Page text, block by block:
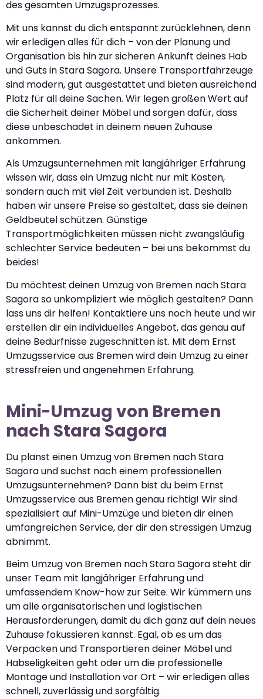
des gesamten Umzugsprozesses.
Mit uns kannst du dich entspannt zurücklehnen, denn
wir erledigen alles für dich – von der Planung und
Organisation bis hin zur sicheren Ankunft deines Hab
und Guts in Stara Sagora. Unsere Transportfahrzeuge
sind modern, gut ausgestattet und bieten ausreichend
Platz für all deine Sachen. Wir legen großen Wert auf
die Sicherheit deiner Möbel und sorgen dafür, dass
diese unbeschadet in deinem neuen Zuhause
ankommen.
Als Umzugsunternehmen mit langjähriger Erfahrung
wissen wir, dass ein Umzug nicht nur mit Kosten,
sondern auch mit viel Zeit verbunden ist. Deshalb
haben wir unsere Preise so gestaltet, dass sie deinen
Geldbeutel schützen. Günstige
Transportmöglichkeiten müssen nicht zwangsläufig
schlechter Service bedeuten – bei uns bekommst du
beides!
Du möchtest deinen Umzug von Bremen nach Stara
Sagora so unkompliziert wie möglich gestalten? Dann
lass uns dir helfen! Kontaktiere uns noch heute und wir
erstellen dir ein individuelles Angebot, das genau auf
deine Bedürfnisse zugeschnitten ist. Mit dem Ernst
Umzugsservice aus Bremen wird dein Umzug zu einer
stressfreien und angenehmen Erfahrung.
Mini-Umzug von Bremen
nach Stara Sagora
Du planst einen Umzug von Bremen nach Stara
Sagora und suchst nach einem professionellen
Umzugsunternehmen? Dann bist du beim Ernst
Umzugsservice aus Bremen genau richtig! Wir sind
spezialisiert auf Mini-Umzüge und bieten dir einen
umfangreichen Service, der dir den stressigen Umzug
abnimmt.
Beim Umzug von Bremen nach Stara Sagora steht dir
unser Team mit langjähriger Erfahrung und
umfassendem Know-how zur Seite. Wir kümmern uns
um alle organisatorischen und logistischen
Herausforderungen, damit du dich ganz auf dein neues
Zuhause fokussieren kannst. Egal, ob es um das
Verpacken und Transportieren deiner Möbel und
Habseligkeiten geht oder um die professionelle
Montage und Installation vor Ort – wir erledigen alles
schnell, zuverlässig und sorgfältig.